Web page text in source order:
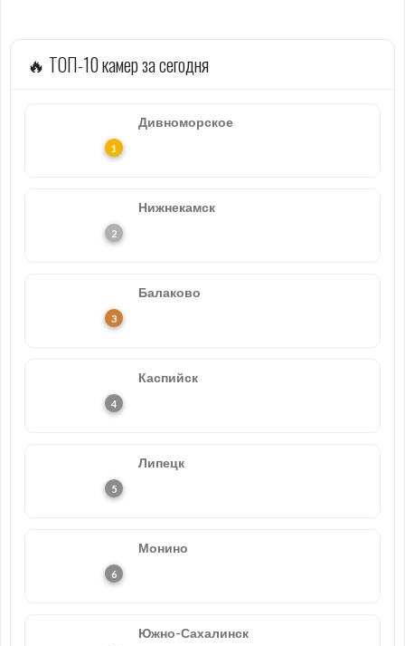
🔥 ТОП-10 камер за сегодня
Дивноморское
Нижнекамск
Балаково
Каспийск
Липецк
Монино
Южно-Сахалинск